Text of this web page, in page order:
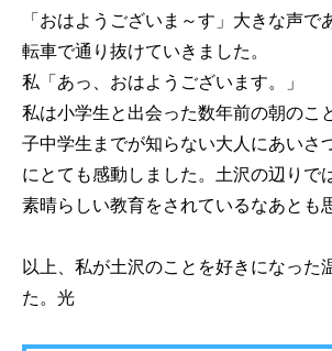
「おはようございま～す」大きな声で
転車で通り抜けていきました。
私「あっ、おはようございます。」
私は小学生と出会った数年前の朝のこ
子中学生までが知らない大人にあいさ
にとても感動しました。土沢の辺りで
素晴らしい教育をされているなあとも
以上、私が土沢のことを好きになった
た。光